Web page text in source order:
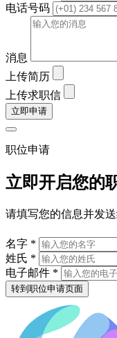
电话号码
消息
上传简历
上传求职信
立即申请
职位申请
立即开启您的
请填写您的信息并发送
名字 *
姓氏 *
电子邮件 *
转到职位申请页面